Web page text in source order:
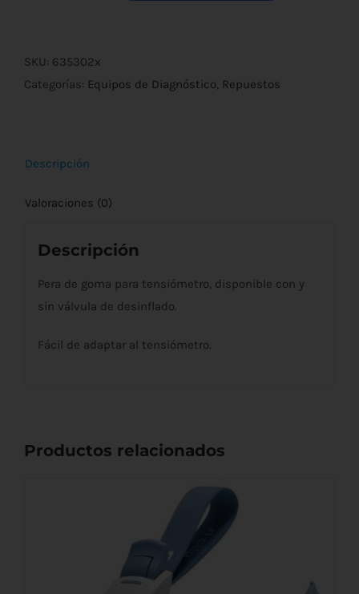
cantidad
SKU: 635302x
Categorías: Equipos de Diagnóstico Repuestos
Descripción
Valoraciones (0)
Descripción
Pera de goma para tensiómetro, disponible con y
sin válvula de desinflado.
Fácil de adaptar al tensiómetro.
Productos relacionados